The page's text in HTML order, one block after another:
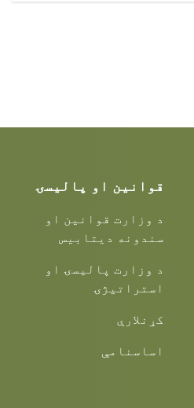
قوانین او پالیسۍ
د وزارت قوانین او
سندونه دیتابیس
د وزارت پالیسۍ او
استراتیژۍ
کړنلارې
اساسنامې